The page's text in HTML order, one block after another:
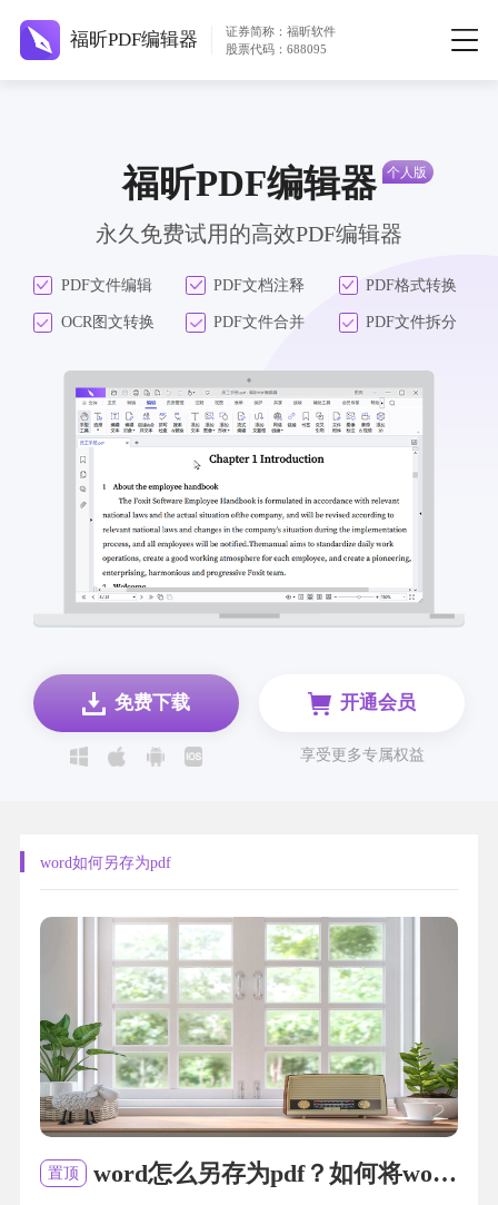
福昕PDF编辑器
证券简称：福昕软件
股票代码：688095
福昕PDF编辑器
永久免费试用的高效PDF编辑器
PDF文件编辑 PDF文档注释 PDF格式转换
OCR图文转换 PDF文件合并 PDF文件拆分
免费下载 开通会员
享受更多专属权益
word如何另存为pdf
置顶 word怎么另存为pdf？如何将word转为pdf？